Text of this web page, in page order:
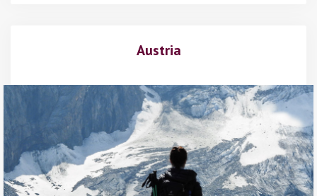
Austria